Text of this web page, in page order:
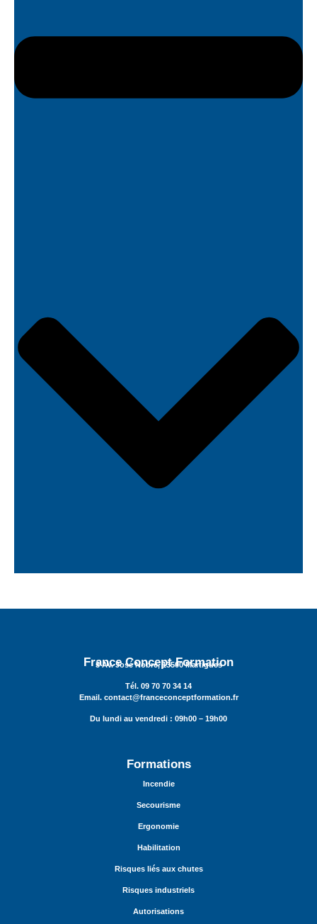
France Concept Formation
3 Av. José Nobre, 13500 Martigues
Tél. 09 70 70 34 14
Email. contact@franceconceptformation.fr
Du lundi au vendredi : 09h00 – 19h00
Formations
Incendie
Secourisme
Ergonomie
Habilitation
Risques liés aux chutes
Risques industriels
Autorisations